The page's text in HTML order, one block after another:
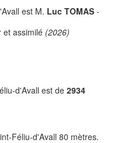
est M. Luc TOMAS -
et assimilé (2026)
d'Avall est de 2934
Féliu-d'Avall 80 mètres.